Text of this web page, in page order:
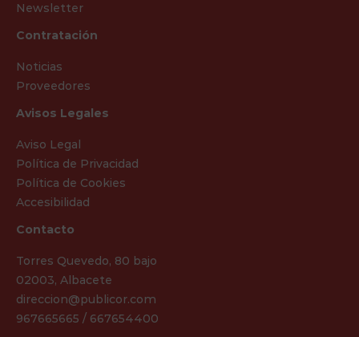
Newsletter
Contratación
Noticias
Proveedores
Avisos Legales
Aviso Legal
Política de Privacidad
Política de Cookies
Accesibilidad
Contacto
Torres Quevedo, 80 bajo
02003, Albacete
direccion@publicor.com
967665665 / 667654400